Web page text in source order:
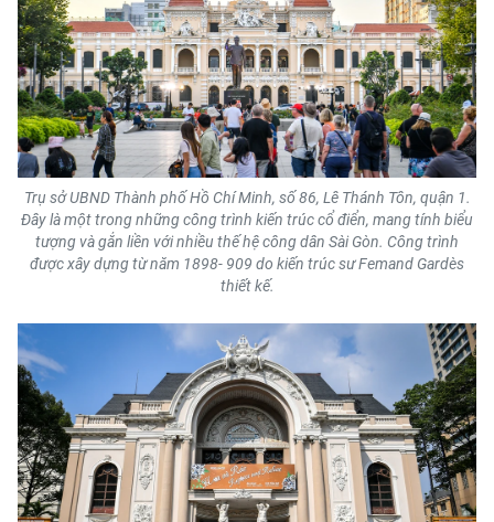
Trụ sở UBND Thành phố Hồ Chí Minh, số 86, Lê Thánh Tôn, quận 1.
Đây là một trong những công trình kiến trúc cổ điển, mang tính biểu
tượng và gắn liền với nhiều thế hệ công dân Sài Gòn. Công trình
được xây dựng từ năm 1898- 909 do kiến trúc sư Femand Gardès
thiết kế.